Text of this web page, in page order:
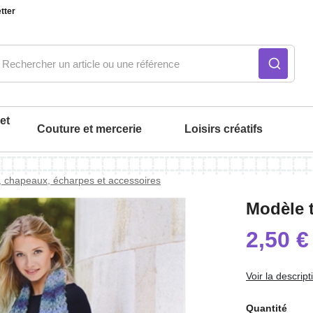
Notre produit du
Notre produit du
Couture et mercerie
Notre produit du
Loisirs créatifs
Notre produit du
Notre produit du
Notre produit du
chapeaux, écharpes et accessoires
Modèle
2,50 €
Voir la
Quantité